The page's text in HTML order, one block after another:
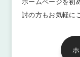
ホームページを初
討の方もお気軽に